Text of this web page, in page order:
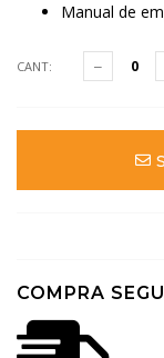
Manual de
CANT:
COMPRA